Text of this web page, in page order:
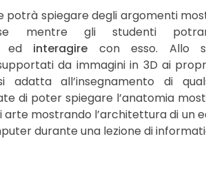
potrà spiegare degli argomenti
mentre gli studenti
ed interagire con esso. Allo
da immagini in 3D ai
adatta all’insegnamento di
di poter spiegare l’anatomia
arte mostrando l’architettura di un
durante una lezione di